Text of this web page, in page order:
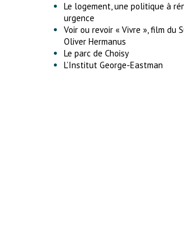
Le logement, une politique à
urgence
Voir ou revoir « Vivre », film du
Oliver Hermanus
Le parc de Choisy
L’Institut George-Eastman